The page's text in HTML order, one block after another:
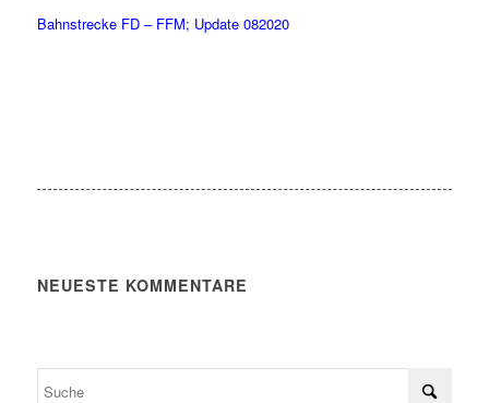
Bahnstrecke FD – FFM; Update 082020
NEUESTE KOMMENTARE